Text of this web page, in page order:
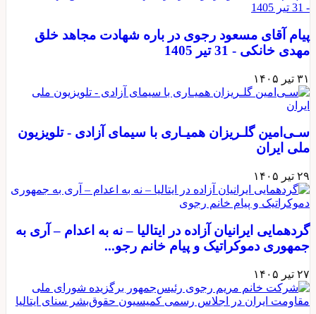
پیام آقای مسعود رجوی در باره شهادت مجاهد خلق
مهدی خانکی - 31 تیر 1405
۳۱ تیر ۱۴۰۵
سـی‌امین گلـریزان همیـاری با سیمای آزادی - تلویزیون
ملی ایران
۲۹ تیر ۱۴۰۵
گردهمایی ایرانیان آزاده در ایتالیا – نه به اعدام – آری به
جمهوری دموکراتیک و پیام خانم رجو...
۲۷ تیر ۱۴۰۵